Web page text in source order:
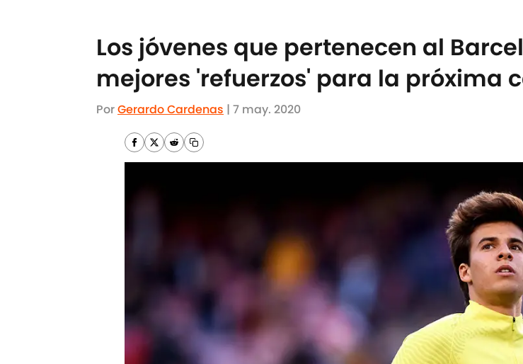
Los jóvenes que pertenecen al
mejores 'refuerzos' para la próxima
PorGerardo Cardenas | 7 may. 2020